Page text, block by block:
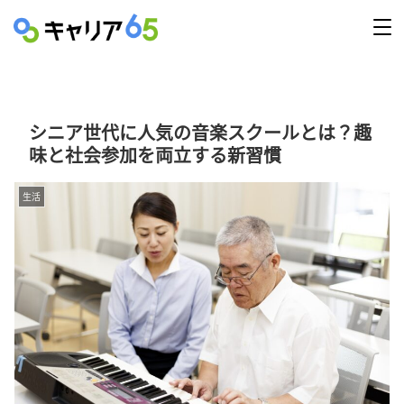
シニア世代に人気の音楽スクールとは？趣
味と社会参加を両立する新習慣
生活